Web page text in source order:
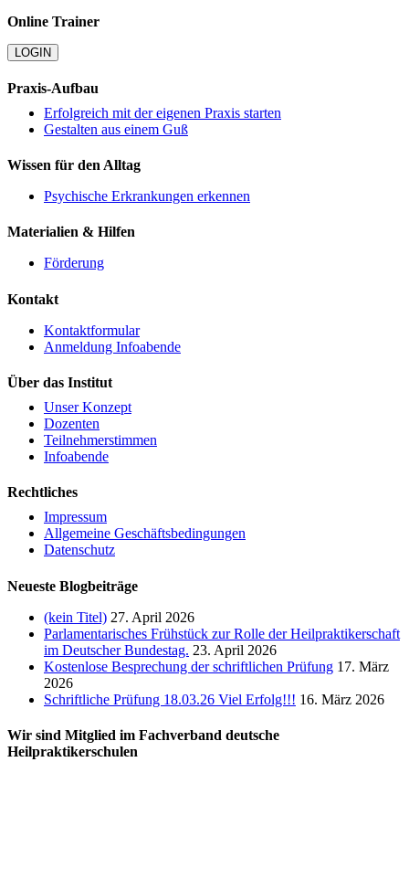
Online Trainer
LOGIN
Praxis-Aufbau
Erfolgreich mit der eigenen Praxis starten
Gestalten aus einem Guß
Wissen für den Alltag
Psychische Erkrankungen erkennen
Materialien & Hilfen
Förderung
Kontakt
Kontaktformular
Anmeldung Infoabende
Über das Institut
Unser Konzept
Dozenten
Teilnehmerstimmen
Infoabende
Rechtliches
Impressum
Allgemeine Geschäftsbedingungen
Datenschutz
Neueste Blogbeiträge
(kein Titel) 27. April 2026
Parlamentarisches Frühstück zur Rolle der Heilpraktikerschaft
im Deutscher Bundestag. 23. April 2026
Kostenlose Besprechung der schriftlichen Prüfung 17. März
2026
Schriftliche Prüfung 18.03.26 Viel Erfolg!!! 16. März 2026
Wir sind Mitglied im Fachverband deutsche
Heilpraktikerschulen